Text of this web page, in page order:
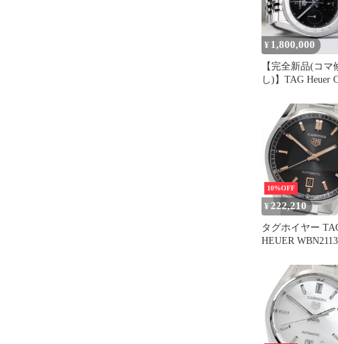
¥ 1,800,000
【完全新品(コマ
し)】TAG Heuer
10%OFF
¥ 222,210
タグホイヤー
HEUER WBN2113
巻き メンズ